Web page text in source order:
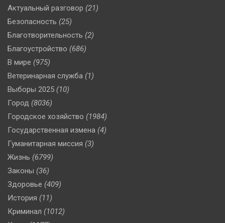
Актуальный разговор (21)
Безопасность (25)
Благотворительность (2)
Благоустройство (686)
В мире (975)
Ветеринарная служба (1)
Выборы 2025 (10)
Город (8036)
Городское хозяйство (1984)
Государственная измена (4)
Гуманитарная миссия (3)
Жизнь (6799)
Законы (36)
Здоровье (409)
История (11)
Криминал (1012)